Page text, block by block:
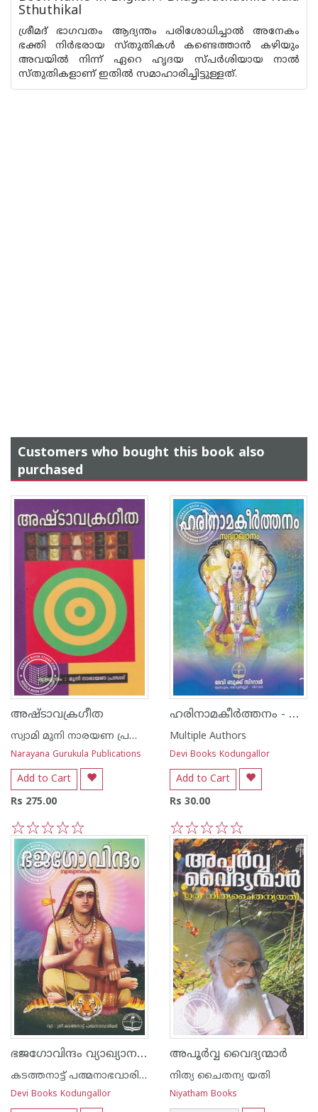
Sthuthikal
ശ്രീമദ് ഭാഗവതം ആദ്യന്തം പരിശോധിച്ചാല്‍ അനേകം
ഭക്തി നിര്‍ഭരായ സ്തുതികള്‍ കണ്ടെത്താന്‍ കഴിയും
അവയില്‍ നിന്ന് ഏറെ ഹൃദയ സ്പര്‍ശിയായ നാല്‍
സ്തുതികളാണ് ഇതില്‍ സമാഹാരിച്ചിട്ടുള്ളത്.
Customers who bought this book also
purchased
അഷ്ടാവക്രഗീത
സ്വാമി മുനി നാരയണ പ്രസാദ്
Narayana Gurukula Publications
Add to Cart
Rs 275.00
5
4
3
2
1
ഹരിനാമകീര്‍ത്തനം - സവ്യാഖ്യാനം
Multiple Authors
Devi Books Kodungallor
Add to Cart
Rs 30.00
5
4
3
2
1
ഭജഗോവിന്ദം വ്യാഖ്യാന സഹിതം
കടത്തനാട്ട് പത്മനാഭവാരിയര്‍
Devi Books Kodungallor
അപൂര്‍വ്വ വൈദ്യന്മാര്‍
നിത്യ ചൈതന്യ യതി
Niyatham Books